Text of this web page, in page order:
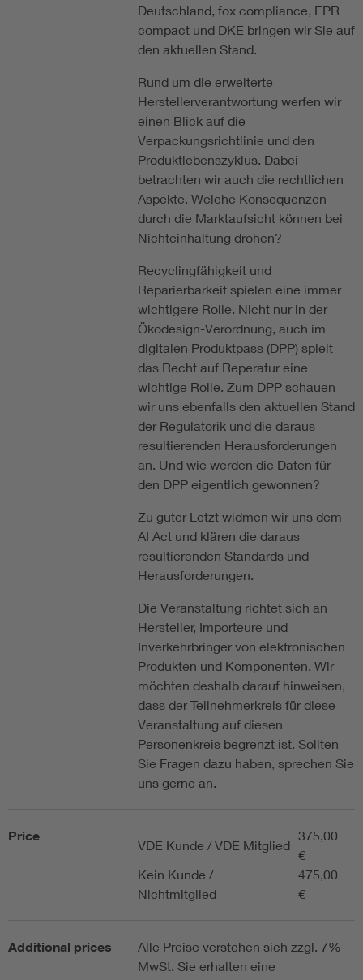
Deutschland, fox compliance, EPR
compact und DKE bringen wir Sie auf
den aktuellen Stand.
Rund um die erweiterte
Herstellerverantwortung werfen wir
einen Blick auf die
Verpackungsrichtlinie und den
Produktlebenszyklus. Dabei
betrachten wir auch die rechtlichen
Aspekte. Welche Konsequenzen
durch die Marktaufsicht können bei
Nichteinhaltung drohen?
Recyclingfähigkeit und
Reparierbarkeit spielen eine immer
wichtigere Rolle. Nicht nur in der
Ökodesign-Verordnung, auch im
digitalen Produktpass (DPP) spielt
das Recht auf Reperatur eine
wichtige Rolle. Zum DPP schauen
wir uns ebenfalls den aktuellen Stand
der Regulatorik und die daraus
resultierenden Herausforderungen
an. Und wie werden die Daten für
den DPP eigentlich gewonnen?
Zu guter Letzt widmen wir uns dem
AI Act und klären die daraus
resultierenden Standards und
Herausforderungen.
Die Veranstaltung richtet sich an
Hersteller, Importeure und
Inverkehrbringer von elektronischen
Produkten und Komponenten. Wir
möchten deshalb darauf hinweisen,
dass der Teilnehmerkreis für diese
Veranstaltung auf diesen
Personenkreis begrenzt ist. Sollten
Sie Fragen dazu haben, sprechen Sie
uns gerne an.
Price
VDE Kunde / VDE Mitglied
375,00
€
Kein Kunde /
Nichtmitglied
475,00
€
Additional prices
Alle Preise verstehen sich zzgl. 7%
MwSt. Sie erhalten eine